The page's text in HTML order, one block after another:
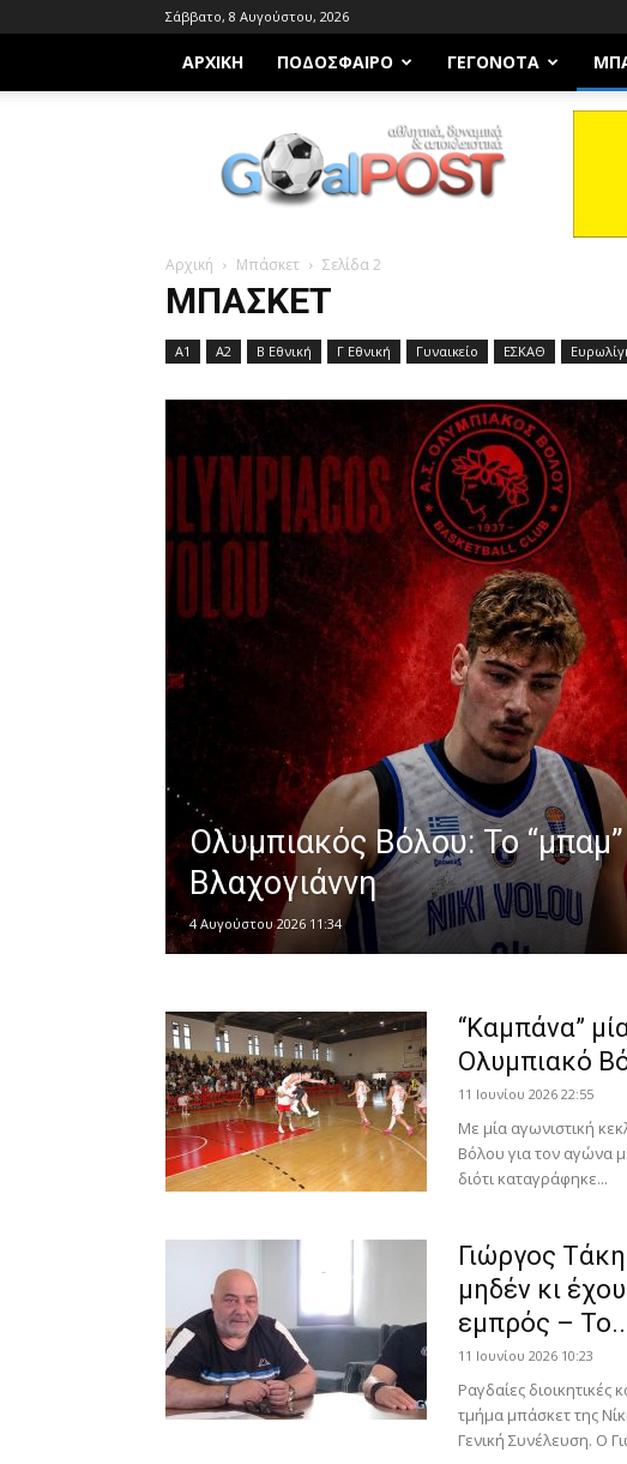
Σάββατο, 8 Αυγούστου, 2026
ΑΡΧΙΚΗ ΠΟΔΌΣΦΑΙΡΟ ΓΕΓΟΝΌΤΑ
Goalpost.gr
Αρχική Μπάσκετ Σελίδα 2
ΜΠΆΣΚΕΤ
Α1 Α2 Β Εθνική Γ Εθνική Γυναικείο ΕΣΚΑΘ
Ολυμπιακός Βόλου: Το
Βλαχογιάννη
4 Αυγούστου 2026 11:34
“Καμπάνα”
Ολυμπιακό
11 Ιουνίου 2026 22:55
Με μία αγωνιστική
Βόλου για τον αγώνα
διότι καταγράφηκε...
Γιώργος
μηδέν κι
εμπρός –
11 Ιουνίου 2026 10:23
Ραγδαίες διοικητικές
τμήμα μπάσκετ της
Γενική Συνέλευση. Ο